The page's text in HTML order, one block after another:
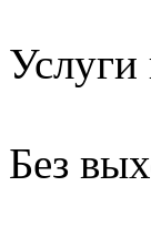
Услуги
Без